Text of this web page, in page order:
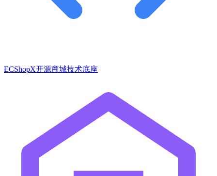
ECShopX开源商城技术底座